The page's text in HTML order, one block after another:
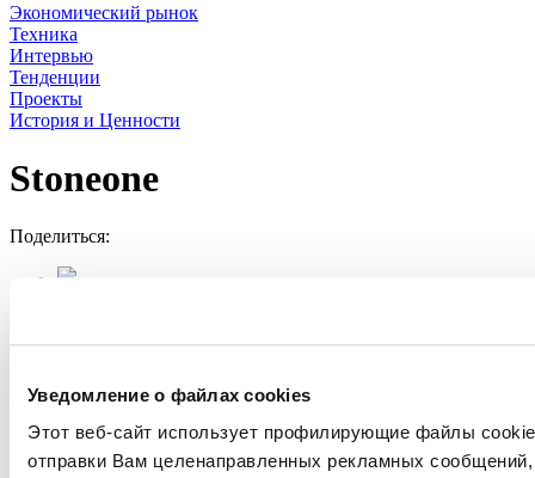
Уведомление о файлах cookies
Этот веб-сайт использует профилирующие файлы
отправки Вам целенаправленных рекламных
Экономический рынок
Техника
Интервью
Тенденции
Проекты
История и Ценности
Stoneone
Поделиться: